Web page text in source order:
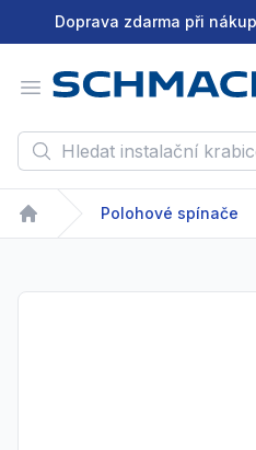
Doprava zdarma při
Open menu
Hledat instalační krabice,
Home
Polohové spínače